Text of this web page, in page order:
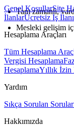
Tam zamanlı,
Mesleki gelişim
Genel KoşullarSite
İlanlarÜcretsiz İş
Hesaplama Araçları
Tüm Hesaplama
Vergisi Hesaplama
HesaplamaYıllık İzin
Yardım
Sıkça Sorulan Sorular
Hakkımızda